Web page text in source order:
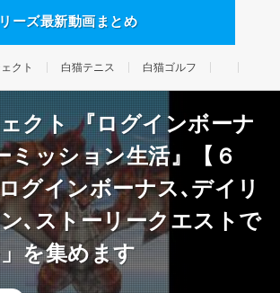
ーズ最新動画まとめ
クト 白猫テニス 白猫ゴルフ
クト 『ログインボーナ
ミッション生活』【６
グインボーナス､デイリ
､ストーリークエストで
を集めます